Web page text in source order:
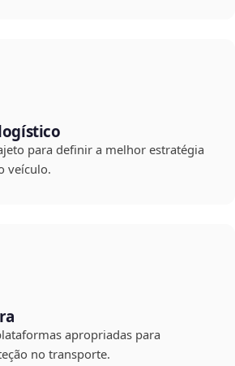
para definir a melhor estratégia
veículo.
apropriadas para
no transporte.